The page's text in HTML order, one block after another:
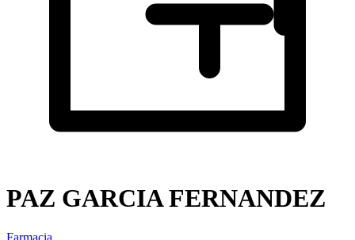
PAZ GARCIA FERNANDEZ
Farmacia